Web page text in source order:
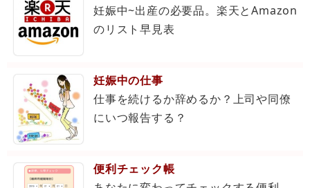
妊娠中~出産の必要品。楽天とAmazon
のリスト早見表
妊娠中の仕事
仕事を続けるか辞めるか？上司や同僚
にいつ報告する？
便利チェック帳